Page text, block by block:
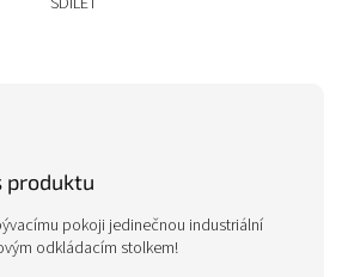
produktu
pokoji jedinečnou industriální
odkládacím stolkem!